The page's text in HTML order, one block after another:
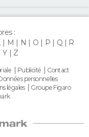
:
M N O P Q
R
Y Z
Publicité
Contact
personnelles
légales
Groupe Figaro